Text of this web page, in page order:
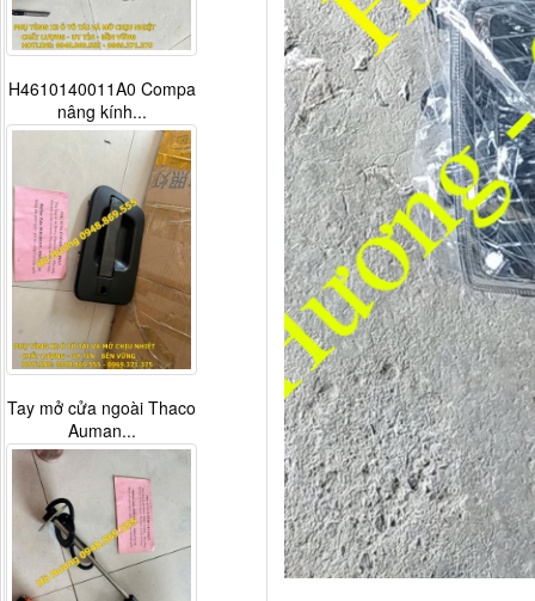
G0376030027A0 Phao
báo dầu xe...
Tapbi cửa Thaco Auman
C300